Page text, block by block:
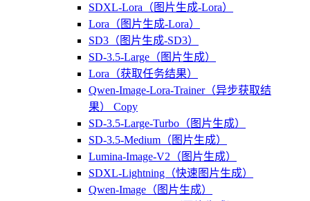
SDXL-Lora（图片生成-Lora）
Lora（图片生成-Lora）
SD3（图片生成-SD3）
SD-3.5-Large（图片生成）
Lora（获取任务结果）
Qwen-Image-Lora-Trainer（异步获取结
果） Copy
SD-3.5-Large-Turbo（图片生成）
SD-3.5-Medium（图片生成）
Lumina-Image-V2（图片生成）
SDXL-Lightning（快速图片生成）
Qwen-Image（图片生成）